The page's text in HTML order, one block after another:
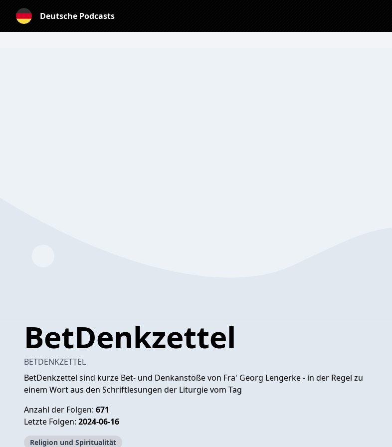
Deutsche Podcasts
BetDenkzettel
BETDENKZETTEL
BetDenkzettel sind kurze Bet- und Denkanstöße von Fra' Georg Lengerke - in der Regel zu
einem Wort aus den Schriftlesungen der Liturgie vom Tag
Anzahl der Folgen: 671
Letzte Folgen: 2024-06-16
Religion und Spiritualität